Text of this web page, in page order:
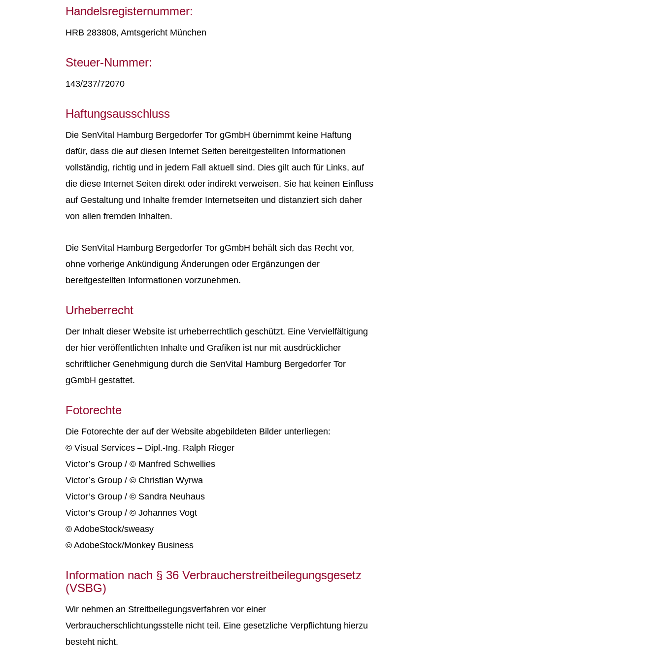
Handelsregisternummer:
HRB 283808, Amtsgericht München
Steuer-Nummer:
143/237/72070
Haftungsausschluss
Die SenVital Hamburg Bergedorfer Tor gGmbH übernimmt keine Haftung
dafür, dass die auf diesen Internet Seiten bereitgestellten Informationen
vollständig, richtig und in jedem Fall aktuell sind. Dies gilt auch für Links, auf
die diese Internet Seiten direkt oder indirekt verweisen. Sie hat keinen Einfluss
auf Gestaltung und Inhalte fremder Internetseiten und distanziert sich daher
von allen fremden Inhalten.
Die SenVital Hamburg Bergedorfer Tor gGmbH behält sich das Recht vor,
ohne vorherige Ankündigung Änderungen oder Ergänzungen der
bereitgestellten Informationen vorzunehmen.
Urheberrecht
Der Inhalt dieser Website ist urheberrechtlich geschützt. Eine Vervielfältigung
der hier veröffentlichten Inhalte und Grafiken ist nur mit ausdrücklicher
schriftlicher Genehmigung durch die SenVital Hamburg Bergedorfer Tor
gGmbH gestattet.
Fotorechte
Die Fotorechte der auf der Website abgebildeten Bilder unterliegen:
© Visual Services – Dipl.-Ing. Ralph Rieger
Victor’s Group / © Manfred Schwellies
Victor’s Group / © Christian Wyrwa
Victor’s Group / © Sandra Neuhaus
Victor’s Group / © Johannes Vogt
© AdobeStock/sweasy
© AdobeStock/Monkey Business
Information nach § 36 Verbraucherstreitbeilegungsgesetz
(VSBG)
Wir nehmen an Streitbeilegungsverfahren vor einer
Verbraucherschlichtungsstelle nicht teil. Eine gesetzliche Verpflichtung hierzu
besteht nicht.